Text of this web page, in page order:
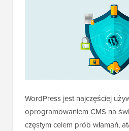
WordPress jest najczęściej
oprogramowaniem CMS na
częstym celem prób włamań,